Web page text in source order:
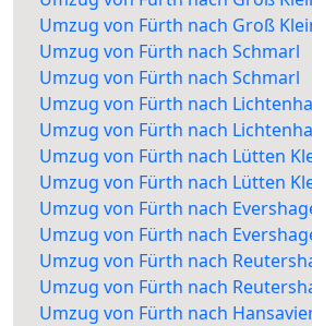
Umzug von Fürth nach Groß
Umzug von Fürth nach Schmarl
Umzug von Fürth nach Schmarl
Umzug von Fürth nach
Umzug von Fürth nach
Umzug von Fürth nach Lütten
Umzug von Fürth nach Lütten
Umzug von Fürth nach
Umzug von Fürth nach
Umzug von Fürth nach
Umzug von Fürth nach
Umzug von Fürth nach